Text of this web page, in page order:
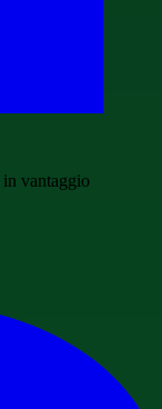
vantaggio